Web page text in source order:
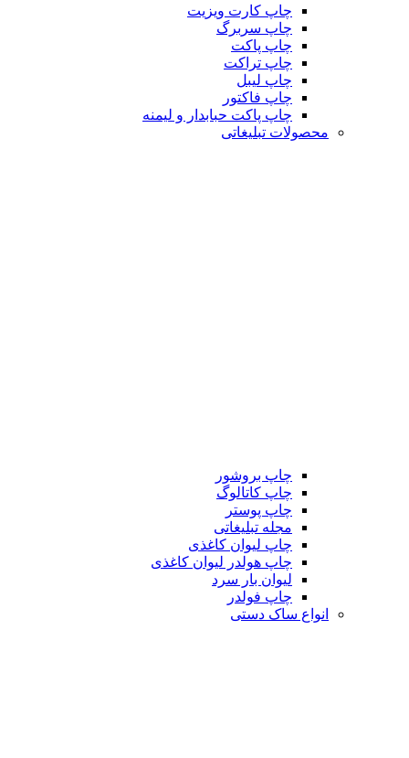
چاپ کارت ویزیت
چاپ سربرگ
چاپ پاکت
چاپ تراکت
چاپ لیبل
چاپ فاکتور
چاپ پاکت حبابدار و لیمنه
محصولات تبلیغاتی
چاپ بروشور
چاپ کاتالوگ
چاپ پوستر
مجله تبلیغاتی
چاپ لیوان کاغذی
چاپ هولدر لیوان کاغذی
لیوان بار سرد
چاپ فولدر
انواع ساک دستی